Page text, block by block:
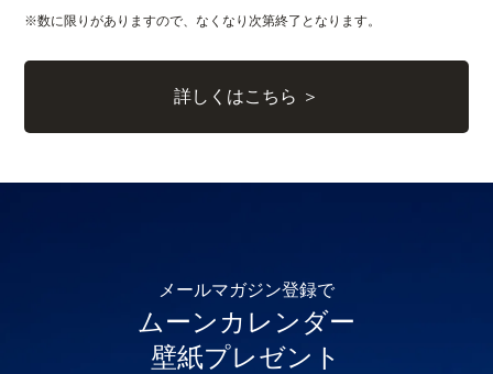
※数に限りがありますので、なくなり次第終了となります。
詳しくはこちら ＞
メールマガジン登録で
ムーンカレンダー
壁紙プレゼント